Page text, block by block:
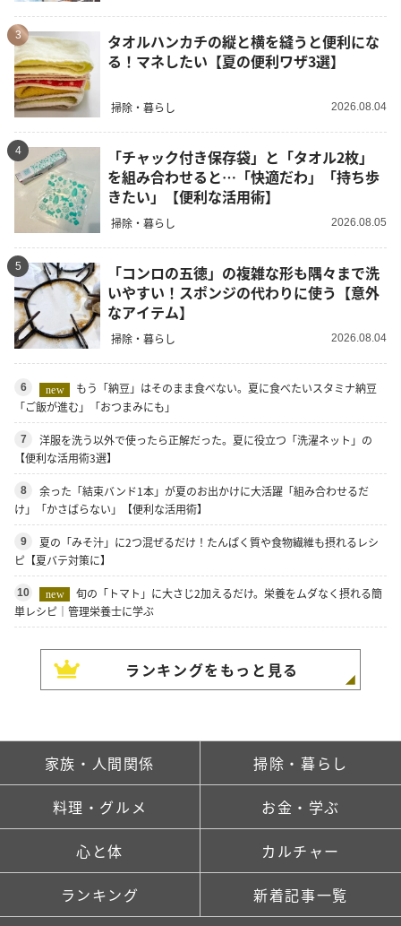
3
タオルハンカチの縦と横を縫うと便利にな
る！マネしたい【夏の便利ワザ3選】
掃除・暮らし 2026.08.04
4
「チャック付き保存袋」と「タオル2枚」
を組み合わせると…「快適だわ」「持ち歩
きたい」【便利な活用術】
掃除・暮らし 2026.08.05
5
「コンロの五徳」の複雑な形も隅々まで洗
いやすい！スポンジの代わりに使う【意外
なアイテム】
掃除・暮らし 2026.08.04
6 new
もう「納豆」はそのまま食べない。夏に食べたいスタミナ納豆
「ご飯が進む」「おつまみにも」
7
洋服を洗う以外で使ったら正解だった。夏に役立つ「洗濯ネット」の
【便利な活用術3選】
8
余った「結束バンド1本」が夏のお出かけに大活躍「組み合わせるだ
け」「かさばらない」【便利な活用術】
9
夏の「みそ汁」に2つ混ぜるだけ！たんぱく質や食物繊維も摂れるレシ
ピ【夏バテ対策に】
10 new
旬の「トマト」に大さじ2加えるだけ。栄養をムダなく摂れる簡
単レシピ｜管理栄養士に学ぶ
ランキングをもっと見る
家族・人間関係 掃除・暮らし
料理・グルメ お金・学ぶ
心と体 カルチャー
ランキング 新着記事一覧